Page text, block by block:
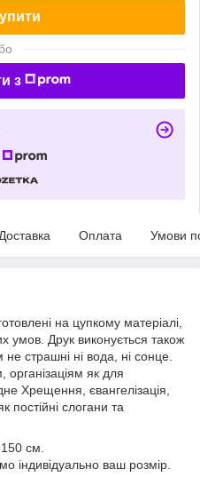
з
Доставка Оплата Умови
на цупкому матеріалі,
умов. Друк виконується також
страшні ні вода, ні сонце.
як для
Хрещення, євангелізація,
постійні слогани та
см.
індивідуально ваш розмір.